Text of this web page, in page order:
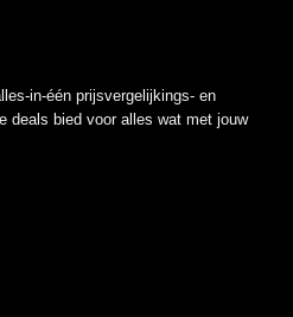
in-één prijsvergelijkings- en
deals bied voor alles wat met jouw